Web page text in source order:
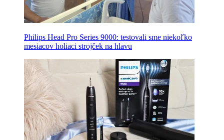
Philips Head Pro Series 9000: testovali sme niekoľko
mesiacov holiaci strojček na hlavu